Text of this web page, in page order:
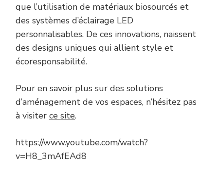
que l’utilisation de matériaux biosourcés et
des systèmes d’éclairage LED
personnalisables. De ces innovations, naissent
des designs uniques qui allient style et
écoresponsabilité.
Pour en savoir plus sur des solutions
d’aménagement de vos espaces, n’hésitez pas
à visiter ce site.
https://www.youtube.com/watch?
v=H8_3mAfEAd8